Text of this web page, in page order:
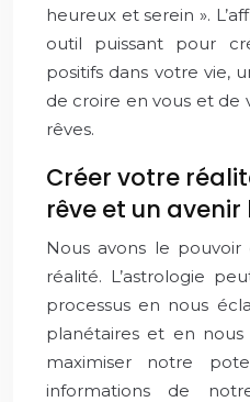
heureux et serein ».
outil puissant pour
positifs dans votre vie,
de croire en vous et de
rêves.
Créer votre
rêve et un
Nous avons le
réalité. L’astrologie
processus en nous
planétaires et en
maximiser notre
informations de